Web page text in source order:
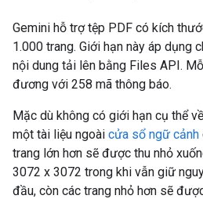
Gemini hỗ trợ tệp PDF có kích
1.000 trang. Giới hạn này áp dụng
nội dung tải lên bằng Files API.
đương với 258 mã thông báo.
Mặc dù không có giới hạn cụ thể
một tài liệu ngoài cửa sổ ngữ cảnh
trang lớn hơn sẽ được thu nhỏ
3072 x 3072 trong khi vẫn giữ
đầu, còn các trang nhỏ hơn sẽ